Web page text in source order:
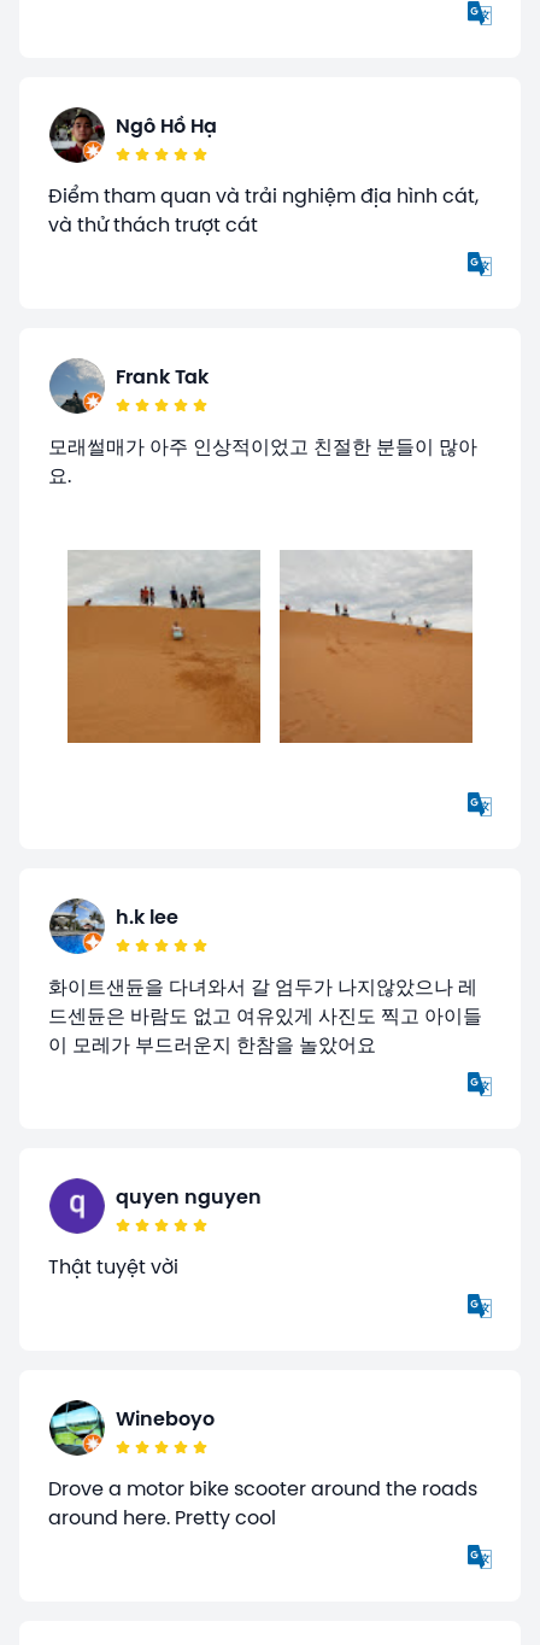
Ngô Hồ Hạ
Điểm tham quan và trải nghiệm địa hình cát,
và thử thách trượt cát
Frank Tak
모래썰매가 아주 인상적이었고 친절한 분들이 많아
요.
h.k lee
화이트샌듄을 다녀와서 갈 엄두가 나지않았으나 레
드센듄은 바람도 없고 여유있게 사진도 찍고 아이들
이 모레가 부드러운지 한참을 놀았어요
quyen nguyen
Thật tuyệt vời
Wineboyo
Drove a motor bike scooter around the roads
around here. Pretty cool